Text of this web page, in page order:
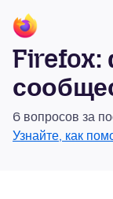
6 вопросов за
Узнайте, как